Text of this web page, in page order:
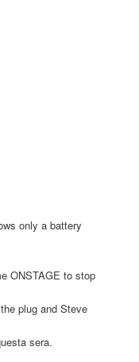
only a battery
ONSTAGE to stop
plug and Steve
sera.